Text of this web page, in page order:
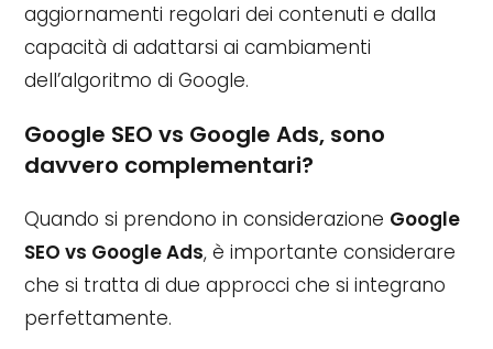
aggiornamenti regolari dei contenuti e dalla
capacità di adattarsi ai cambiamenti
dell’algoritmo di Google.
Google SEO vs Google Ads, sono
davvero complementari?
Quando si prendono in considerazione Google
SEO vs Google Ads, è importante considerare
che si tratta di due approcci che si integrano
perfettamente.